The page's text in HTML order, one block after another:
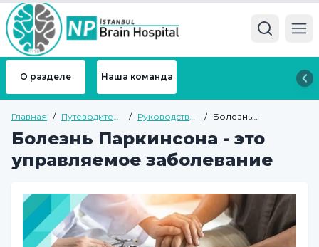
О разделе Наша команда
Главная / Путеводитель
/ Руководство
здоровью
/ Болезнь
управляемое
Болезнь Паркинсона - это
управляемое заболевание